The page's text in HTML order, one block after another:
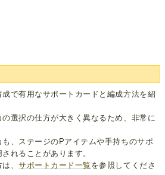
成で有用なサポートカードと編成方法を紹
選択の仕方が大きく異なるため、非常に
、ステージのPアイテムや手持ちのサポ
れることがあります。
は、サポートカード一覧 を参照してくださ